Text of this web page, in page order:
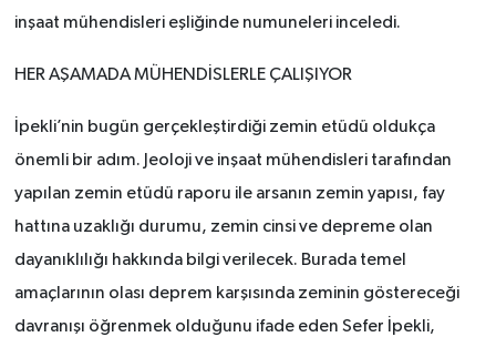
inşaat mühendisleri eşliğinde numuneleri inceledi.
HER AŞAMADA MÜHENDİSLERLE ÇALIŞIYOR
İpekli’nin bugün gerçekleştirdiği zemin etüdü oldukça
önemli bir adım. Jeoloji ve inşaat mühendisleri tarafından
yapılan zemin etüdü raporu ile arsanın zemin yapısı, fay
hattına uzaklığı durumu, zemin cinsi ve depreme olan
dayanıklılığı hakkında bilgi verilecek. Burada temel
amaçlarının olası deprem karşısında zeminin göstereceği
davranışı öğrenmek olduğunu ifade eden Sefer İpekli,